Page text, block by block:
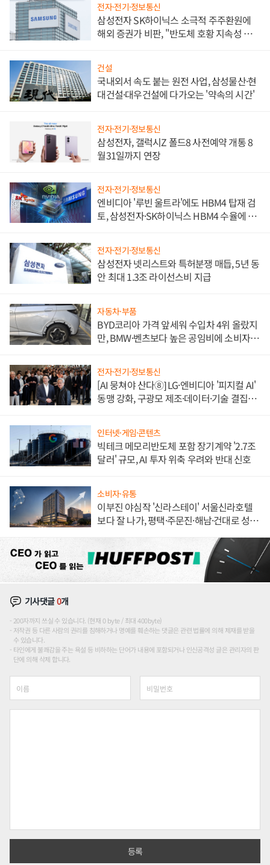
전자·전기·정보통신
삼성전자 SK하이닉스 소극적 주주환원에
해외 증권가 비판, "반도체 호황 지속성 의
건설
국내외서 속도 붙는 원전 사업, 삼성물산·현
대건설·대우건설에 다가오는 '약속의 시간'
전자·전기·정보통신
삼성전자, 갤럭시Z 폴드8 사전예약 개통 8
월31일까지 연장
전자·전기·정보통신
엔비디아 '루빈 울트라'에도 HBM4 탑재 검
토, 삼성전자·SK하이닉스 HBM4 수율에 주
전자·전기·정보통신
삼성전자 넷리스트와 특허분쟁 매듭, 5년 동
안 최대 1.3조 라이선스비 지급
자동차·부품
BYD코리아 가격 앞세워 수입차 4위 올랐지
만, BMW·벤츠보다 높은 공임비에 소비자
전자·전기·정보통신
[AI 뭉쳐야 산다⑧] LG·엔비디아 '피지컬 AI'
동맹 강화, 구광모 제조·데이터·기술 결집
인터넷·게임·콘텐츠
빅테크 메모리반도체 포함 장기계약 '2.7조
달러' 규모, AI 투자 위축 우려와 반대 신호
소비자·유통
이부진 야심작 '신라스테이' 서울신라호텔
보다 잘 나가, 평택·주문진·해남·건대로 성
기사댓글0개
200자까지 쓰실 수 있습니다. (현재 0 byte / 최대 400byte)
저작권 등 다른 사람의 권리를 침해하거나 명예를 훼손하는 댓글은 관련 법률에 의해 제재를 받을
수 있습니다.
타인에게 불쾌감을 주는 욕설 등 비하하는 단어가 내용에 포함되거나 인신공격성 글은 관리자의 판
단에 의해 삭제 합니다.